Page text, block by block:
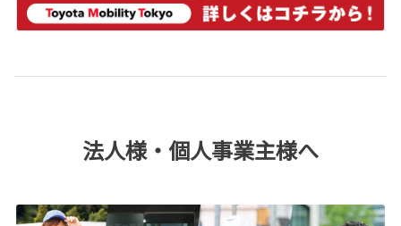
法人様・個人事業主様へ